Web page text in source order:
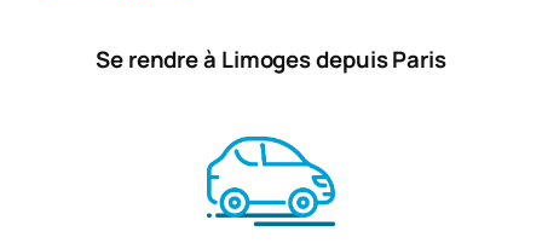
Se rendre à Limoges depuis Paris